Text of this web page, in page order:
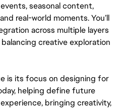
seasonal content,
real-world moments. You’ll
across multiple layers
creative exploration
is its focus on designing for
helping define future
bringing creativity,